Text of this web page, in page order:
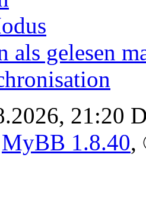
als gelesen
21:20
MyBB 1.8.40,